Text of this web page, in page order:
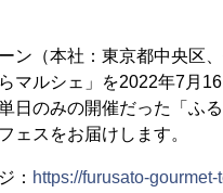
ン（本社：東京都中央区
マルシェ」を2022年7月
日のみの開催だった「ふ
ェスをお届けします。
： https://furusato-